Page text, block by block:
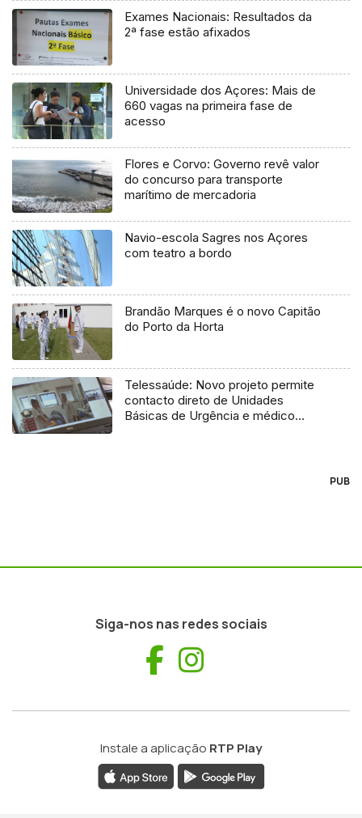
Exames Nacionais: Resultados da
2ª fase estão afixados
Universidade dos Açores: Mais de
660 vagas na primeira fase de
acesso
Flores e Corvo: Governo revê valor
do concurso para transporte
marítimo de mercadoria
Navio-escola Sagres nos Açores
com teatro a bordo
Brandão Marques é o novo Capitão
do Porto da Horta
Telessaúde: Novo projeto permite
contacto direto de Unidades
Básicas de Urgência e médico
PUB
Siga-nos nas redes sociais
Facebook
Instale a aplicação RTP Play